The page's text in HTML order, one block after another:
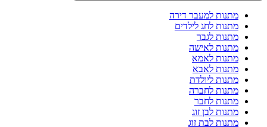
מתנות למעבר דירה
מתנות לחג לילדים
מתנות לגבר
מתנות לאישה
מתנות לאמא
מתנות לאבא
מתנות ליולדת
מתנות לחברה
מתנות לחבר
מתנות לבן זוג
מתנות לבת זוג